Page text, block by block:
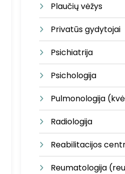
Plaučių vėžys
Privatūs gydytojai
Psichiatrija
Psichologija
Pulmonologija
Radiologija
Reabilitacijos
Reumatologija